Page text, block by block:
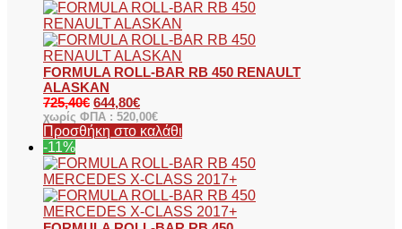
FORMULA ROLL-BAR RB 450 RENAULT
ALASKAN
725,40€ 644,80€
χωρίς ΦΠΑ : 520,00€
Προσθήκη στο καλάθι
-11%